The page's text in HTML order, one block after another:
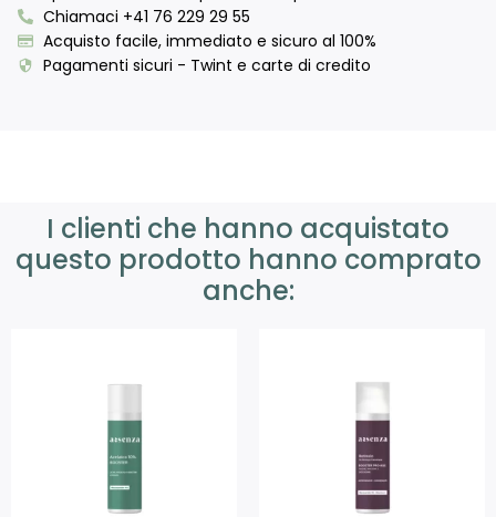
Chiamaci +41 76 229 29 55
Acquisto facile, immediato e sicuro al 100%
Pagamenti sicuri - Twint e carte di credito
I clienti che hanno acquistato
questo prodotto hanno comprato
anche: